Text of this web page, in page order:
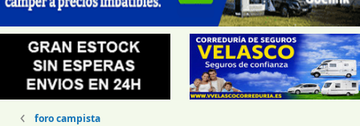
foro campista